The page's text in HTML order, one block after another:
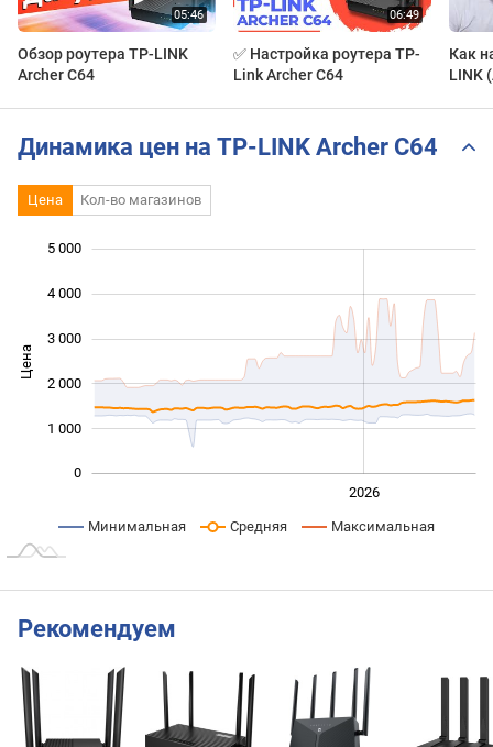
Обзор роутера TP-LINK
Archer C64
✅ Настройка роутера TP-
Link Archer C64
Как
LINK
Динамика цен на TP-LINK Archer C64
Цена Кол-во магазинов
Цена
0
1 000
2 000
3 000
4 000
5 000
2026
Минимальная Средняя Максимальная
Рекомендуем